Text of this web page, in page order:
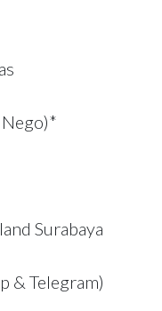
Surabaya
& Telegram)